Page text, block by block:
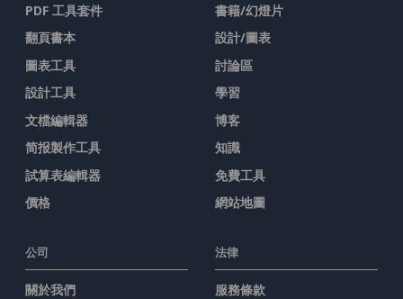
PDF 工具套件
翻頁書本
圖表工具
設計工具
文檔編輯器
简报製作工具
試算表編輯器
價格
書籍/幻燈片
設計/圖表
討論區
學習
博客
知識
免費工具
網站地圖
公司
關於我們
法律
服務條款